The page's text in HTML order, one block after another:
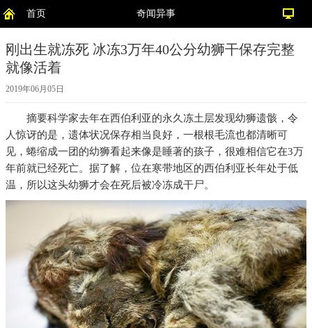
首页 奇闻异事
刚出生就冻死 冰冻3万年40公分幼狮干保存完整
就像活着
2019年06月05日
摘要科学家去年在西伯利亚的永久冻土层发现幼狮遗骸，令
人惊讶的是，遗体状况保存相当良好，一根根毛流也都清晰可
见，蜷缩成一团的幼狮看起来像是睡著的孩子，很难相信它在3万
年前就已经死亡。据了解，位在寒带地区的西伯利亚长年处于低
温，所以这头幼狮才会在死后被冷冻成干尸。